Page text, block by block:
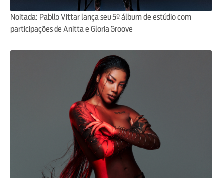
Noitada: Pabllo Vittar lança seu 5º álbum de estúdio com
participações de Anitta e Gloria Groove